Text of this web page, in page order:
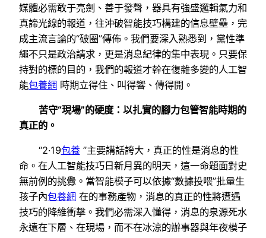
媒體必需敢于亮劍、善于發聲，器具有強盛邏輯氣力和
真諦光線的報道，往沖破智能技巧構建的信息壁壘，完
成主流言論的“破圈”傳佈。我們要深入熟悉到，黨性準
繩不只是政治請求，更是消息紀律的集中表現。只要保
持對的標的目的，我們的報道才幹在復雜多變的人工智
能包養網 時期立得住、叫得響、傳得開。
苦守“現場”的硬度：以扎實的腳力包管智能時期的
真正的。
“2·19包養”主要講話誇大，真正的性是消息的性
命。在人工智能技巧日新月異的明天，這一命題面對史
無前例的挑釁。當智能模子可以依據“數據投喂”批量生
孩子內包養網 在的事務產物，消息的真正的性將遭遇
技巧的降維衝擊。我們必需深入懂得，消息的泉源死水
永遠在下層、在現場，而不在冰涼的辦事器與年夜模子